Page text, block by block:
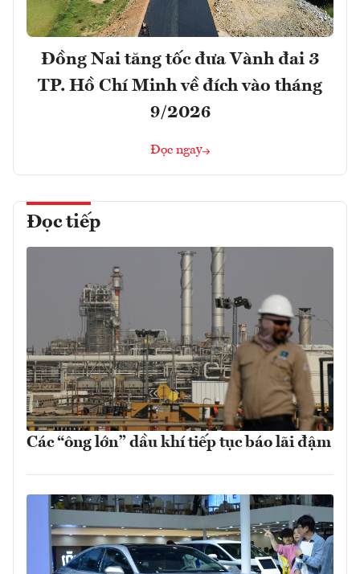
Đồng Nai tăng tốc đưa Vành đai 3
TP. Hồ Chí Minh về đích vào tháng
9/2026
Đọc ngay
Đọc tiếp
Các “ông lớn” dầu khí tiếp tục báo lãi đậm